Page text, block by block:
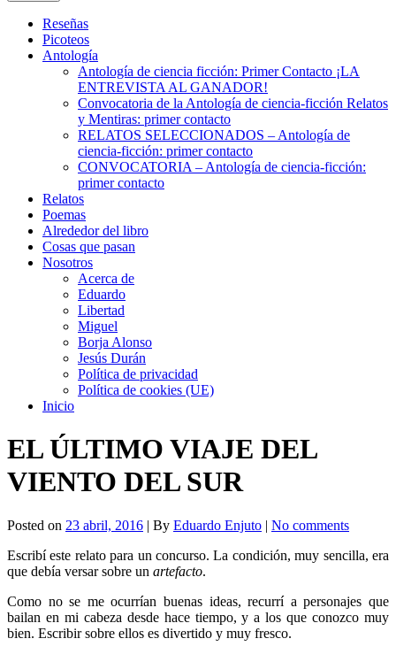
Reseñas
Picoteos
Antología
Antología de ciencia ficción: Primer Contacto ¡LA
ENTREVISTA AL GANADOR!
Convocatoria de la Antología de ciencia-ficción Relatos
y Mentiras: primer contacto
RELATOS SELECCIONADOS – Antología de
ciencia-ficción: primer contacto
CONVOCATORIA – Antología de ciencia-ficción:
primer contacto
Relatos
Poemas
Alrededor del libro
Cosas que pasan
Nosotros
Acerca de
Eduardo
Libertad
Miguel
Borja Alonso
Jesús Durán
Política de privacidad
Política de cookies (UE)
Inicio
EL ÚLTIMO VIAJE DEL
VIENTO DEL SUR
Posted on 23 abril, 2016 | By Eduardo Enjuto | No comments
Escribí este relato para un concurso. La condición, muy sencilla, era
que debía versar sobre un artefacto.
Como no se me ocurrían buenas ideas, recurrí a personajes que
bailan en mi cabeza desde hace tiempo, y a los que conozco muy
bien. Escribir sobre ellos es divertido y muy fresco.